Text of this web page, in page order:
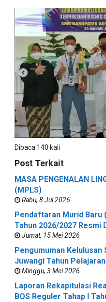
Dibaca 140 kali
Post Terkait
MASA PENGENALAN
(MPLS)
Rabu, 8 Jul 2026
Pendaftaran Murid Baru
Tahun 2026/2027 Resmi
Jumat, 15 Mei 2026
Pengumuman Kelulusan
Juwangi Tahun
Minggu, 3 Mei 2026
Laporan Rekapitulasi
BOS Reguler Tahap I